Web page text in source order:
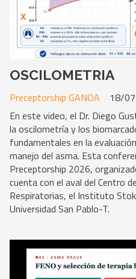
OSCILOMETRIA
Preceptorship GANOA
18/
En este video, el Dr. Diego
la oscilometría y los
fundamentales en la
manejo del asma. Esta
Preceptorship 2026,
cuenta con el aval del Centro
Respiratorias, el Instituto
Universidad San Pablo-T.